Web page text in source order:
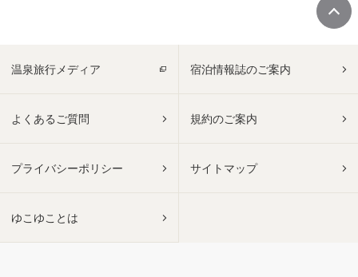
温泉旅行メディア 宿泊情報誌のご案内
よくあるご質問 規約のご案内
プライバシーポリシー サイトマップ
ゆこゆことは